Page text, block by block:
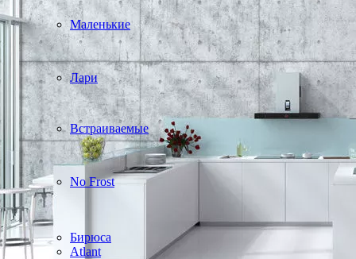
Маленькие
Лари
Встраиваемые
No Frost
Бирюса
Atlant